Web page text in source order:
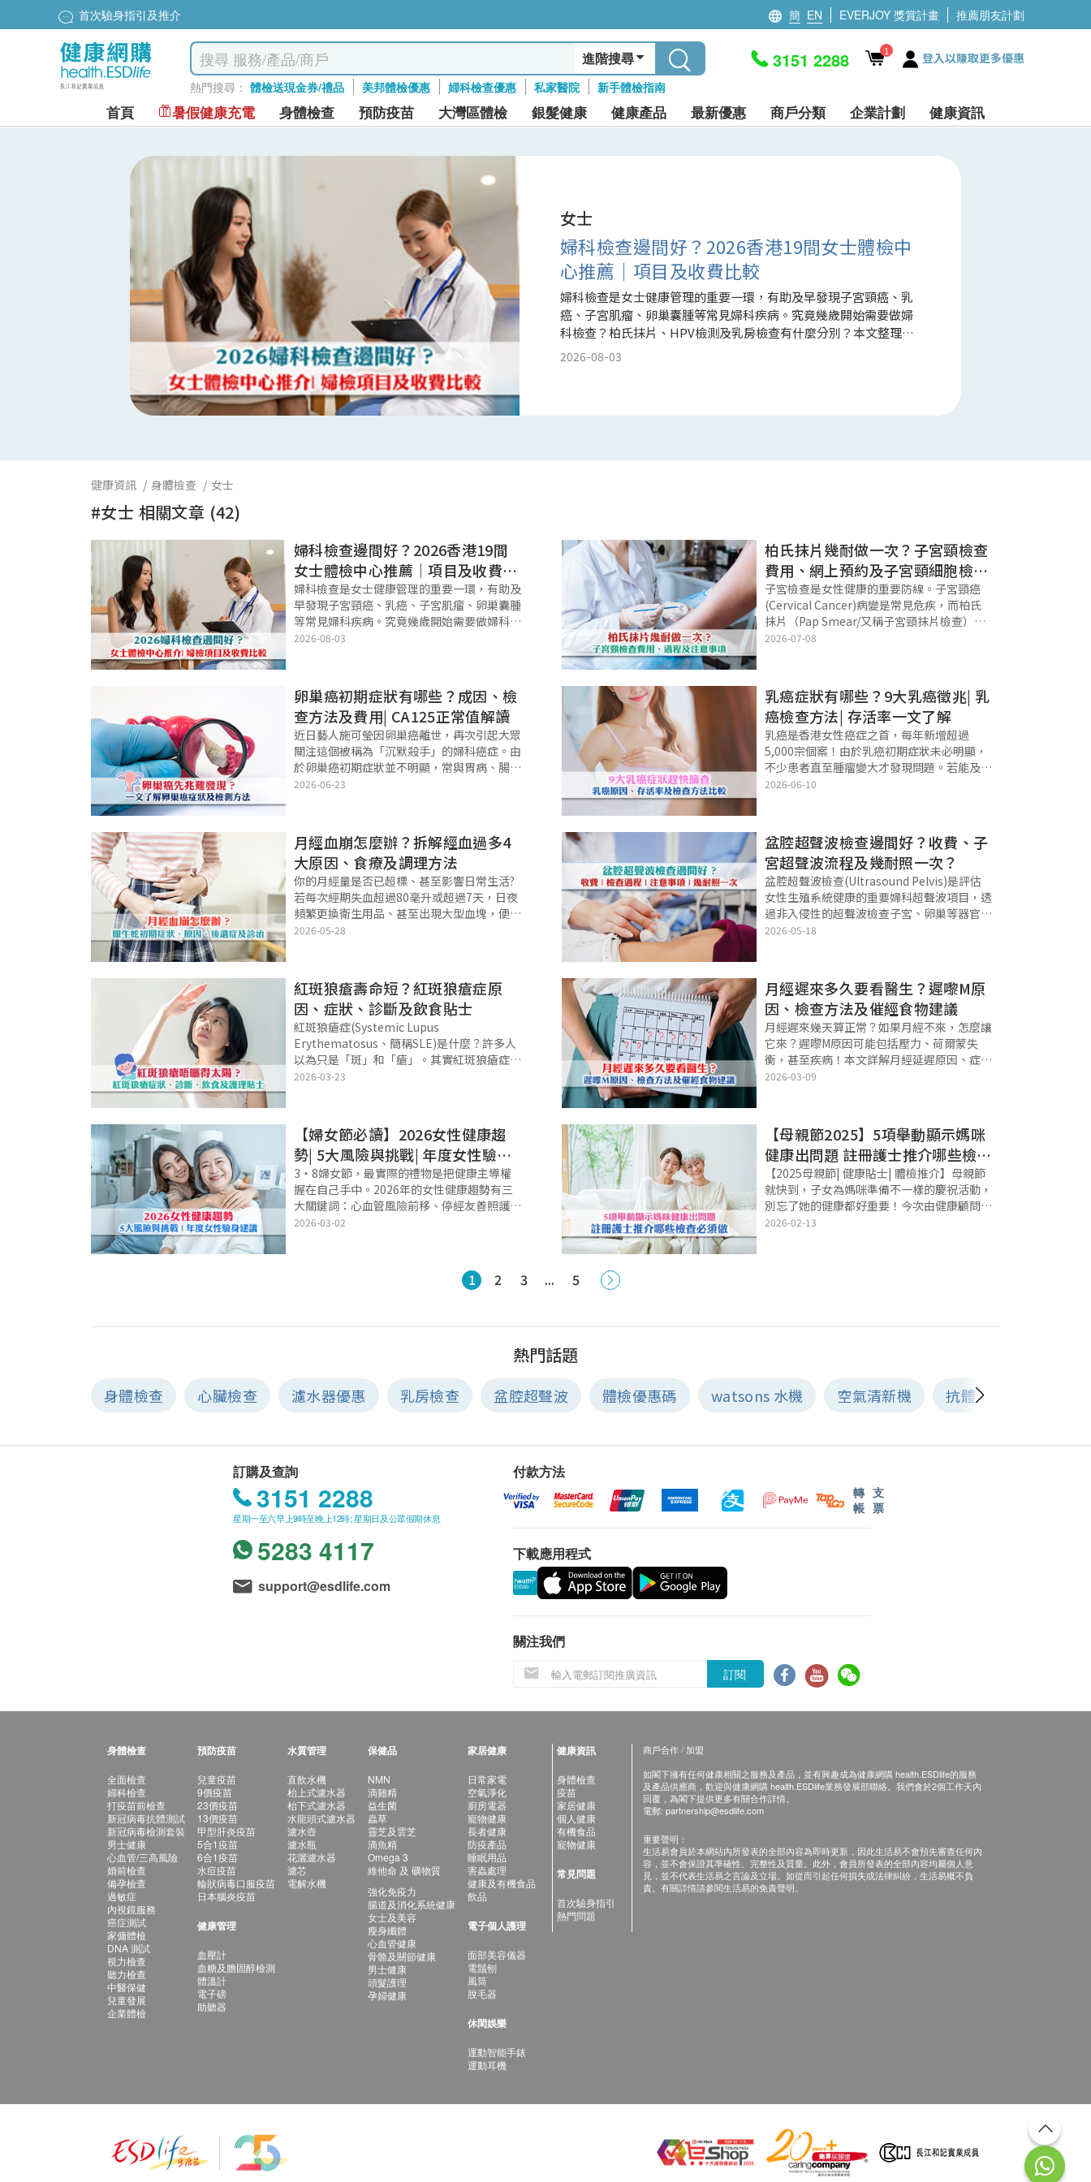
首次驗身指引及推介 簡 EN EVERJOY 獎賞計畫 推薦朋友計劃
進階搜尋
熱門搜尋： 體檢送現金券/禮品 美邦體檢優惠 婦科檢查優惠 私家醫院 新手體檢指南
3151 2288 1 登入以賺取更多優惠
首頁 暑假健康充電 身體檢查 預防疫苗 大灣區體檢 銀髮健康 健康產品 最新優惠 商戶分類 企業計劃 健康資訊
女士
婦科檢查邊間好？2026香港19間女士體檢中
心推薦｜項目及收費比較
婦科檢查是女士健康管理的重要一環，有助及早發現子宮頸癌、乳
癌、子宮肌瘤、卵巢囊腫等常見婦科疾病。究竟幾歲開始需要做婦
科檢查？柏氏抹片、HPV檢測及乳房檢查有什麼分別？本文整理
2026年香港19間女士體檢中心及私家醫院推介、婦科檢查項目及收
2026-08-03
健康資訊 身體檢查 女士
#女士 相關文章 (42)
婦科檢查邊間好？2026香港19間
女士體檢中心推薦｜項目及收費比
較
婦科檢查是女士健康管理的重要一環，有助及
早發現子宮頸癌、乳癌、子宮肌瘤、卵巢囊腫
等常見婦科疾病。究竟幾歲開始需要做婦科檢
查？柏氏抹片、HPV檢測及乳房檢查有什麼分
2026-08-03
柏氏抹片幾耐做一次？子宮頸檢查
費用、網上預約及子宮頸細胞檢查
建議
子宮檢查是女性健康的重要防線。子宮頸癌
(Cervical Cancer)病變是常見危疾，而柏氏
抹片（Pap Smear/又稱子宮頸抹片檢查）是
檢驗子宮頸細胞檢查的快捷有效方法。你是否
2026-07-08
卵巢癌初期症狀有哪些？成因、檢
查方法及費用| CA125正常值解讀
近日藝人施可瑩因卵巢癌離世，再次引起大眾
關注這個被稱為「沉默殺手」的婦科癌症。由
於卵巢癌初期症狀並不明顯，常與胃病、腸胃
不適、腹脹或月經失調混淆。本文將詳細拆解
2026-06-23
乳癌症狀有哪些？9大乳癌徵兆| 乳
癌檢查方法| 存活率一文了解
乳癌是香港女性癌症之首，每年新增超過
5,000宗個案！由於乳癌初期症狀未必明顯，
不少患者直至腫瘤變大才發現問題。若能及早
接受乳癌篩查，有助提升治療效果及存活率。
合
2026-06-10
月經血崩怎麼辦？拆解經血過多4
大原因、食療及調理方法
你的月經量是否已超標、甚至影響日常生活?
若每次經期失血超過80毫升或超過7天，日夜
頻繁更換衛生用品、甚至出現大型血塊，便可
能是經血過多，應盡快求醫。一文解析月經血
2026-05-28
盆腔超聲波檢查邊間好？收費、子
宮超聲波流程及幾耐照一次？
盆腔超聲波檢查(Ultrasound Pelvis)是評估
女性生殖系統健康的重要婦科超聲波項目，透
過非入侵性的超聲波檢查子宮、卵巢等器官。
你是否想知道盆腔超聲波檢查收費和盆腔超聲
2026-05-18
紅斑狼瘡壽命短？紅斑狼瘡症原
因、症狀、診斷及飲食貼士
紅斑狼瘡症(Systemic Lupus
Erythematosus、簡稱SLE)是什麼？許多人
以為只是「斑」和「瘡」。其實紅斑狼瘡症不
是皮膚病，而是免疫系統問題，到底紅斑狼瘡
2026-03-23
月經遲來多久要看醫生？遲嚟M原
因、檢查方法及催經食物建議
月經遲來幾天算正常？如果月經不來，怎麼讓
它來？遲嚟M原因可能包括壓力、荷爾蒙失
衡，甚至疾病！本文詳解月經延遲原因、症
狀、檢查方法，並推薦5種催經食物，幫助改
2026-03-09
【婦女節必讀】2026女性健康趨
勢| 5大風險與挑戰| 年度女性驗身
建議
3‧8婦女節，最實際的禮物是把健康主導權
握在自己手中。2026年的女性健康趨勢有三
大關鍵詞：心血管風險前移、停經友善照護和
身心整合預防。一文為你梳理5大女性健康風
2026-03-02
【母親節2025】5項舉動顯示媽咪
健康出問題 註冊護士推介哪些檢查
必須做
【2025母親節| 健康貼士| 體檢推介】母親節
就快到，子女為媽咪準備不一樣的慶祝活動，
別忘了她的健康都好重要！今次由健康顧問兼
註冊護士 Tenny，教你如何觀察媽媽的健康
2026-02-13
1 2 3 ... 5
熱門話題
身體檢查 心臟檢查 濾水器優惠 乳房檢查 盆腔超聲波 體檢優惠碼 watsons 水機 空氣清新機 抗體測試
訂購及查詢
3151 2288
星期一至六早上9時至晚上12時; 星期日及公眾假期休息
5283 4117
support@esdlife.com
付款方法
轉
帳
支
票
下載應用程式
關注我們
訂閱
身體檢查
全面檢查
婦科檢查
打疫苗前檢查
新冠病毒抗體測試
新冠病毒檢測套裝
男士健康
心血管/三高風險
婚前檢查
備孕檢查
過敏症
內視鏡服務
癌症測試
家傭體檢
DNA 測試
視力檢查
聽力檢查
中醫保健
兒童發展
企業體檢
預防疫苗
兒童疫苗
9價疫苗
23價疫苗
13價疫苗
甲型肝炎疫苗
5合1疫苗
6合1疫苗
水痘疫苗
輪狀病毒口服疫苗
日本腦炎疫苗
健康管理
血壓計
血糖及膽固醇檢測
體溫計
電子磅
助聽器
水質管理
直飲水機
枱上式濾水器
枱下式濾水器
水龍頭式濾水器
濾水壺
濾水瓶
花灑濾水器
濾芯
電解水機
保健品
NMN
滴雞精
益生菌
蟲草
靈芝及雲芝
滴魚精
Omega 3
維他命 及 礦物質
強化免疫力
腸道及消化系統健康
女士及美容
瘦身纖體
心血管健康
骨骼及關節健康
男士健康
頭髮護理
孕婦健康
家居健康
日常家電
空氣淨化
廚房電器
寵物健康
長者健康
防疫產品
睡眠用品
害蟲處理
健康及有機食品
飲品
電子個人護理
面部美容儀器
電鬚刨
風筒
脫毛器
休閑娛樂
運動智能手錶
運動耳機
健康資訊
身體檢查
疫苗
家居健康
個人健康
有機食品
寵物健康
常見問題
首次驗身指引
熱門問題
商戶合作 / 加盟
如閣下擁有任何健康相關之服務及產品，並有興趣成為健康網購 health.ESDlife的服務
及產品供應商，歡迎與健康網購 health.ESDlife業務發展部聯絡。我們會於2個工作天內
回覆，為閣下提供更多有關合作詳情。
電郵: partnership@esdlife.com
重要聲明：
生活易會員於本網站內所發表的全部內容為即時更新，因此生活易不會預先審查任何內
容，並不會保證其準確性、完整性及質量。此外，會員所發表的全部內容均屬個人意
見，並不代表生活易之言論及立場。如從而引起任何損失或法律糾紛，生活易概不負
責。有關詳情請參閱生活易的免責聲明。